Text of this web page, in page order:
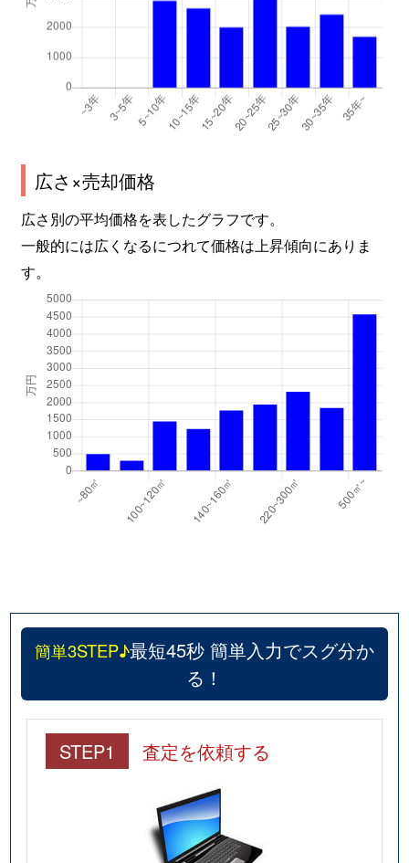
広さ×売却価格
広さ別の平均価格を表したグラフです。
一般的には広くなるにつれて価格は上昇傾向にありま
す。
簡単3STEP♪最短45秒 簡単入力でスグ分か
る！
STEP1 査定を依頼する